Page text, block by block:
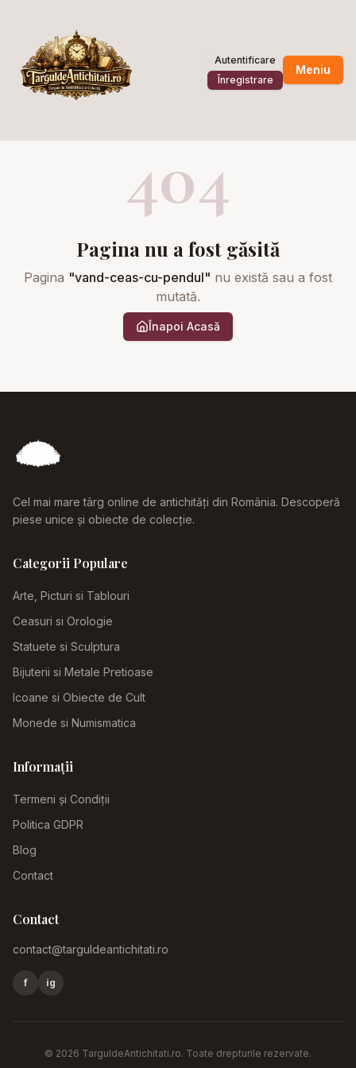
Autentificare
Înregistrare
Meniu
404
Pagina nu a fost găsită
Pagina "vand-ceas-cu-pendul" nu există sau a fost
mutată.
Înapoi Acasă
Cel mai mare târg online de antichități din România. Descoperă
piese unice și obiecte de colecție.
Categorii Populare
Arte, Picturi si Tablouri
Ceasuri si Orologie
Statuete si Sculptura
Bijuterii si Metale Pretioase
Icoane si Obiecte de Cult
Monede si Numismatica
Informații
Termeni și Condiții
Politica GDPR
Blog
Contact
Contact
contact@targuldeantichitati.ro
f ig
© 2026 TarguldeAntichitati.ro. Toate drepturile rezervate.